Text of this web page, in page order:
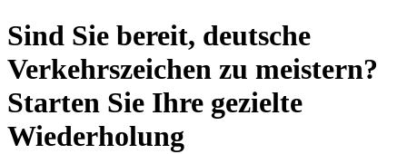
Sind Sie bereit, deutsche
Verkehrszeichen zu meistern?
Starten Sie Ihre gezielte
Wiederholung